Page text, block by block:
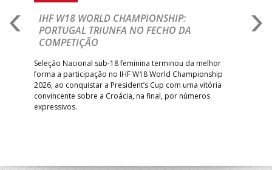
IHF W18 WORLD CHAMPIONSHIP:
PORTUGAL TRIUNFA NO FECHO DA
COMPETIÇÃO
Seleção Nacional sub-18 feminina terminou da melhor
forma a participação no IHF W18 World Championship
2026, ao conquistar a President’s Cup com uma vitória
convincente sobre a Croácia, na final, por números
expressivos.